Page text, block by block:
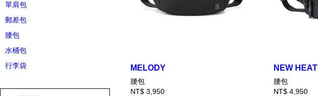
單肩包
郵差包
腰包
水桶包
行李袋
MELODY
腰包
NT$ 3,950
NEW HEAT
腰包
NT$ 4,950